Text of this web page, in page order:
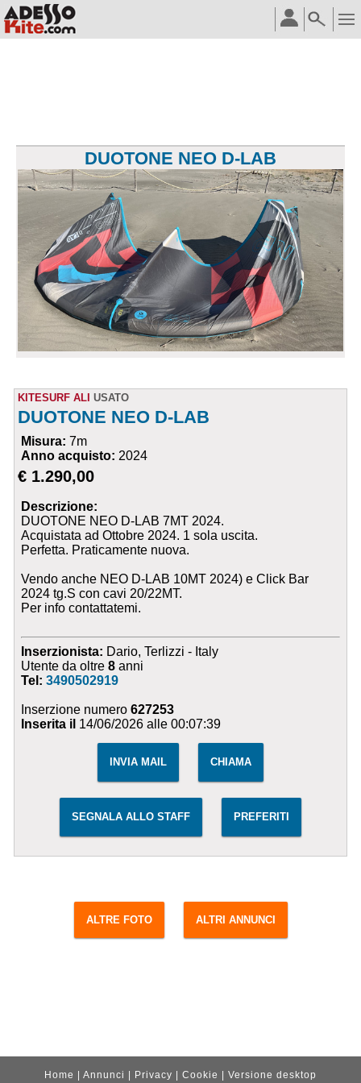
DUOTONE NEO D-LAB
KITESURF ALI USATO
DUOTONE NEO D-LAB
Misura: 7m
Anno acquisto:2024
€ 1.290,00
Descrizione:
DUOTONE NEO D-LAB 7MT 2024.
Acquistata ad Ottobre 2024. 1 sola uscita.
Perfetta. Praticamente nuova.
Vendo anche NEO D-LAB 10MT 2024) e Click Bar
2024 tg.S con cavi 20/22MT.
Per info contattatemi.
Inserzionista: Dario, Terlizzi - Italy
Utente da oltre8 anni
Tel:3490502919
Inserzione numero627253
Inserita il 14/06/2026 alle 00:07:39
INVIA MAIL CHIAMA
SEGNALA ALLO STAFF PREFERITI
ALTRE FOTO ALTRI ANNUNCI
Home Annunci Privacy Cookie Versione desktop